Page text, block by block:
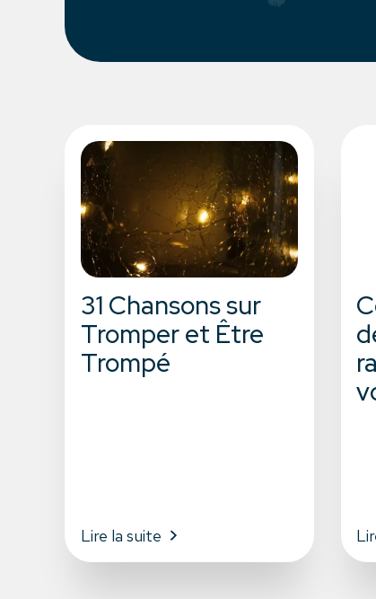
31 Chansons sur
Tromper et Être
Trompé
Lire la suite